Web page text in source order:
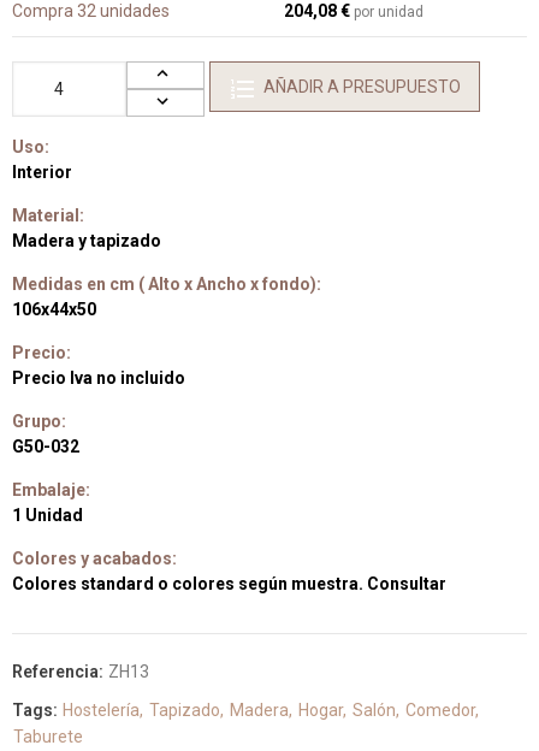
Compra 32 unidades 204,08 € por unidad
AÑADIR A PRESUPUESTO
Uso:
Interior
Material:
Madera y tapizado
Medidas en cm ( Alto x Ancho x fondo):
106x44x50
Precio:
Precio Iva no incluido
Grupo:
G50-032
Embalaje:
1 Unidad
Colores y acabados:
Colores standard o colores según muestra. Consultar
Referencia: ZH13
Tags: Hostelería Tapizado Madera Hogar Salón Comedor
Taburete